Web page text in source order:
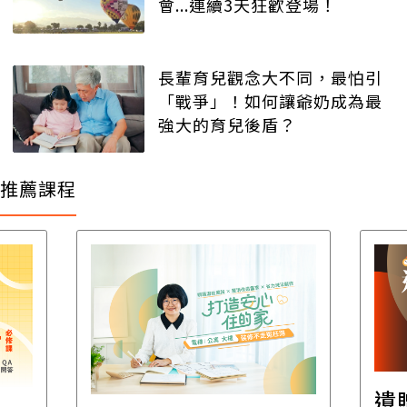
長輩育兒觀念大不同，最怕引
「戰爭」！如何讓爺奶成為最
強大的育兒後盾？
推薦課程
遺